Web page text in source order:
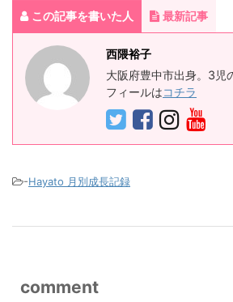
この記事を書いた人 最新記事
西隈裕子
大阪府豊中市出身。3児
フィールはコチラ
-Hayato 月別成長記録
comment